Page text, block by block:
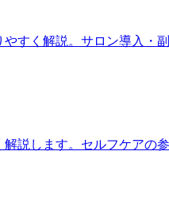
すく解説。サロン導入・
説します。セルフケアの参